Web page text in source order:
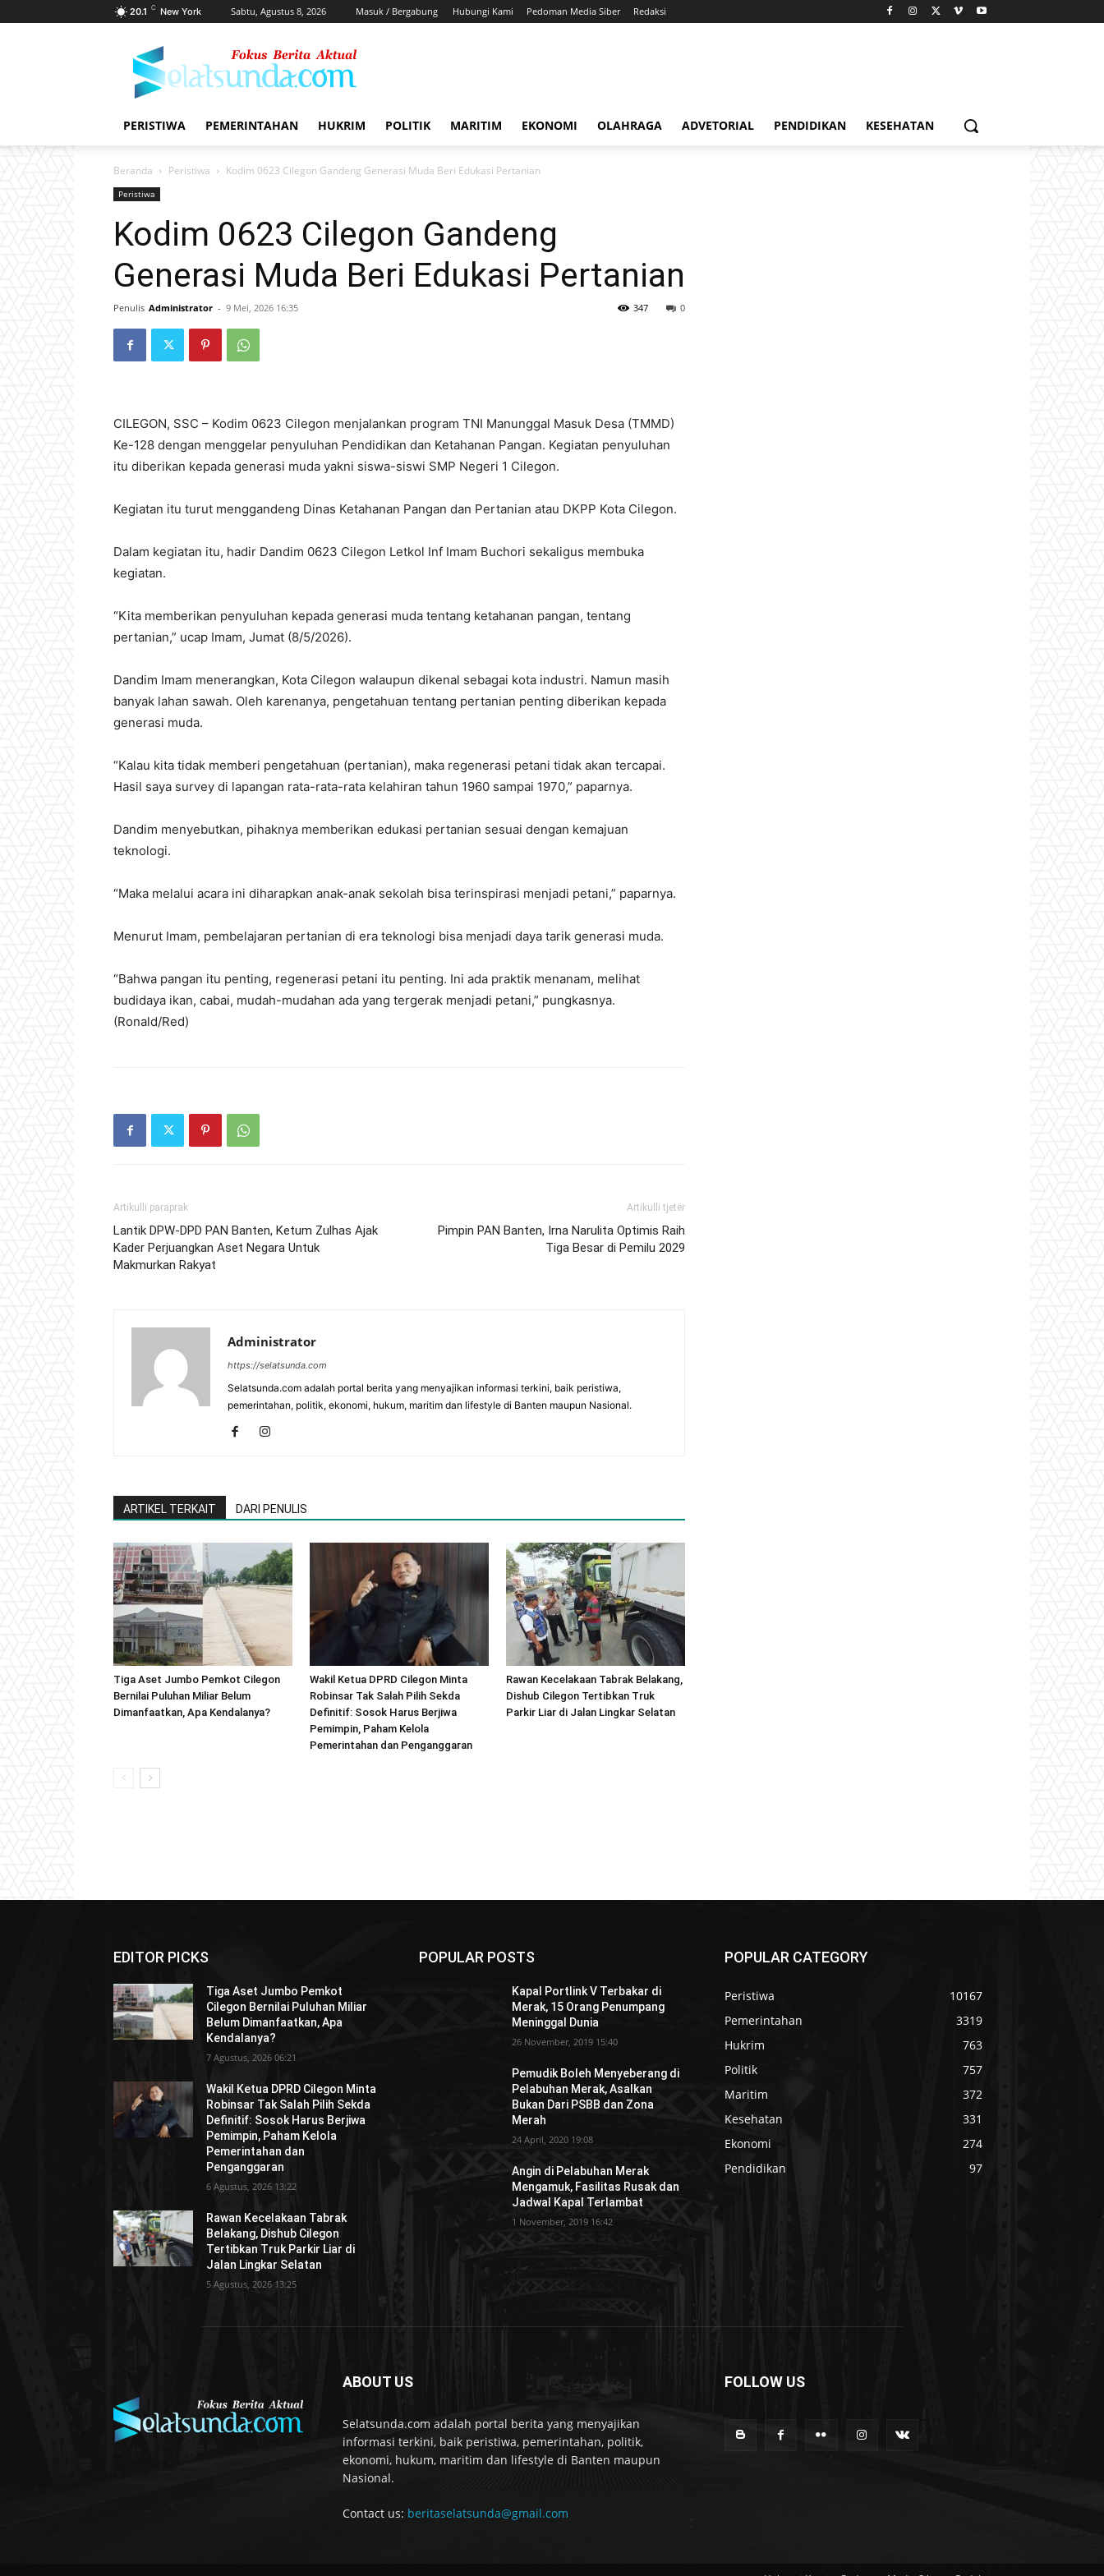
20.1 C New York Sabtu, Agustus 8, 2026 Masuk / Bergabung Hubungi Kami Pedoman Media Siber Redaksi
PERISTIWA PEMERINTAHAN HUKRIM POLITIK MARITIM EKONOMI OLAHRAGA ADVETORIAL PENDIDIKAN KESEHATAN
Beranda Peristiwa Kodim 0623 Cilegon Gandeng Generasi Muda Beri Edukasi Pertanian
Peristiwa
Kodim 0623 Cilegon Gandeng
Generasi Muda Beri Edukasi Pertanian
Penulis Administrator - 9 Mei, 2026 16:35 0
347
CILEGON, SSC – Kodim 0623 Cilegon menjalankan program TNI Manunggal Masuk Desa (TMMD)
Ke-128 dengan menggelar penyuluhan Pendidikan dan Ketahanan Pangan. Kegiatan penyuluhan
itu diberikan kepada generasi muda yakni siswa-siswi SMP Negeri 1 Cilegon.
Kegiatan itu turut menggandeng Dinas Ketahanan Pangan dan Pertanian atau DKPP Kota Cilegon.
Dalam kegiatan itu, hadir Dandim 0623 Cilegon Letkol Inf Imam Buchori sekaligus membuka
kegiatan.
“Kita memberikan penyuluhan kepada generasi muda tentang ketahanan pangan, tentang
pertanian,” ucap Imam, Jumat (8/5/2026).
Dandim Imam menerangkan, Kota Cilegon walaupun dikenal sebagai kota industri. Namun masih
banyak lahan sawah. Oleh karenanya, pengetahuan tentang pertanian penting diberikan kepada
generasi muda.
“Kalau kita tidak memberi pengetahuan (pertanian), maka regenerasi petani tidak akan tercapai.
Hasil saya survey di lapangan rata-rata-rata kelahiran tahun 1960 sampai 1970,” paparnya.
Dandim menyebutkan, pihaknya memberikan edukasi pertanian sesuai dengan kemajuan
teknologi.
“Maka melalui acara ini diharapkan anak-anak sekolah bisa terinspirasi menjadi petani,” paparnya.
Menurut Imam, pembelajaran pertanian di era teknologi bisa menjadi daya tarik generasi muda.
“Bahwa pangan itu penting, regenerasi petani itu penting. Ini ada praktik menanam, melihat
budidaya ikan, cabai, mudah-mudahan ada yang tergerak menjadi petani,” pungkasnya.
(Ronald/Red)
Artikulli paraprak
Lantik DPW-DPD PAN Banten, Ketum Zulhas Ajak
Kader Perjuangkan Aset Negara Untuk
Makmurkan Rakyat
Artikulli tjetër
Pimpin PAN Banten, Irna Narulita Optimis Raih
Tiga Besar di Pemilu 2029
Administrator
https://selatsunda.com
Selatsunda.com adalah portal berita yang menyajikan informasi terkini, baik peristiwa,
pemerintahan, politik, ekonomi, hukum, maritim dan lifestyle di Banten maupun Nasional.
ARTIKEL TERKAIT DARI PENULIS
Tiga Aset Jumbo Pemkot Cilegon
Bernilai Puluhan Miliar Belum
Dimanfaatkan, Apa Kendalanya?
Wakil Ketua DPRD Cilegon Minta
Robinsar Tak Salah Pilih Sekda
Definitif: Sosok Harus Berjiwa
Pemimpin, Paham Kelola
Pemerintahan dan Penganggaran
Rawan Kecelakaan Tabrak Belakang,
Dishub Cilegon Tertibkan Truk
Parkir Liar di Jalan Lingkar Selatan
EDITOR PICKS
Tiga Aset Jumbo Pemkot
Cilegon Bernilai Puluhan Miliar
Belum Dimanfaatkan, Apa
Kendalanya?
7 Agustus, 2026 06:21
Wakil Ketua DPRD Cilegon Minta
Robinsar Tak Salah Pilih Sekda
Definitif: Sosok Harus Berjiwa
Pemimpin, Paham Kelola
Pemerintahan dan
Penganggaran
6 Agustus, 2026 13:22
Rawan Kecelakaan Tabrak
Belakang, Dishub Cilegon
Tertibkan Truk Parkir Liar di
Jalan Lingkar Selatan
5 Agustus, 2026 13:25
POPULAR POSTS
Kapal Portlink V Terbakar di
Merak, 15 Orang Penumpang
Meninggal Dunia
26 November, 2019 15:40
Pemudik Boleh Menyeberang di
Pelabuhan Merak, Asalkan
Bukan Dari PSBB dan Zona
Merah
24 April, 2020 19:08
Angin di Pelabuhan Merak
Mengamuk, Fasilitas Rusak dan
Jadwal Kapal Terlambat
1 November, 2019 16:42
POPULAR CATEGORY
Peristiwa
10167
Pemerintahan
3319
Hukrim
763
Politik
757
Maritim
372
Kesehatan
331
Ekonomi
274
Pendidikan
97
ABOUT US
Selatsunda.com adalah portal berita yang menyajikan
informasi terkini, baik peristiwa, pemerintahan, politik,
ekonomi, hukum, maritim dan lifestyle di Banten maupun
Nasional.
Contact us: beritaselatsunda@gmail.com
FOLLOW US